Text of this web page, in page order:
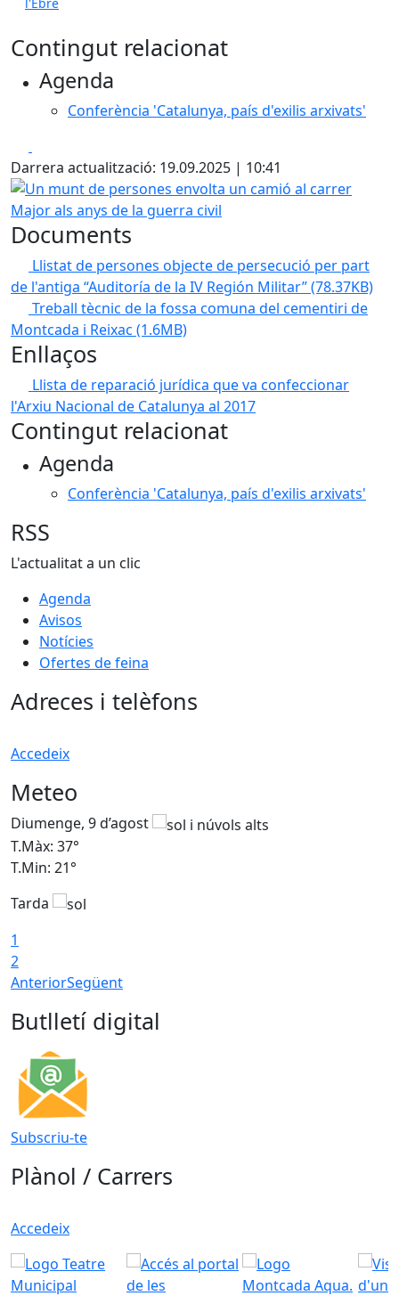
Contingut relacionat
Agenda
Conferència 'Catalunya, país d'exilis arxivats'
Darrera actualització: 19.09.2025 | 10:41
Un munt de persones envolta un camió al carrer Major
Documents
Llistat de persones objecte de persecució per part
de l'antiga “Auditoría de la IV Región Militar”(78.37KB)
Treball tècnic de la fossa comuna del cementiri de
Montcada i Reixac (1.6MB)
Enllaços
Llista de reparació jurídica que va confeccionar
l'Arxiu Nacional de Catalunya al 2017
Contingut relacionat
Agenda
Conferència 'Catalunya, país d'exilis arxivats'
RSS
L'actualitat a un clic
Agenda
Avisos
Notícies
Ofertes de feina
Adreces i telèfons
Accedeix
Meteo
Diumenge, 9 d’agost
T.Màx: 37°
T.Min: 21°
Tarda
1
2
AnteriorSegüent
Butlletí digital
Subscriu-te
Plànol / Carrers
Accedeix